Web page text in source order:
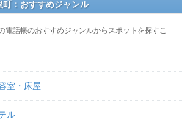
：おすすめジャンル
電話帳のおすすめジャンルからスポットを探すこ
室・床屋
ル